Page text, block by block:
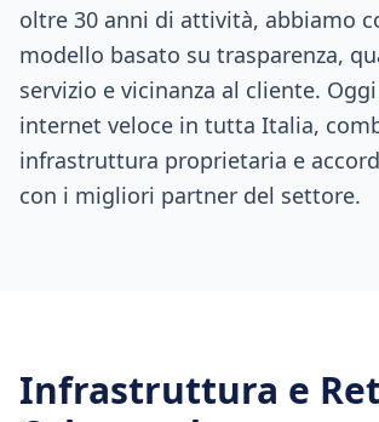
oltre 30 anni di attività, abbiamo
modello basato su trasparenza,
servizio e vicinanza al cliente.
internet veloce in tutta Italia,
infrastruttura proprietaria e
con i migliori partner del settore.
Infrastruttura e